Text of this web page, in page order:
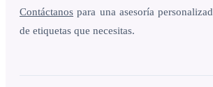
Contáctanos para una asesoría
de etiquetas que necesitas.